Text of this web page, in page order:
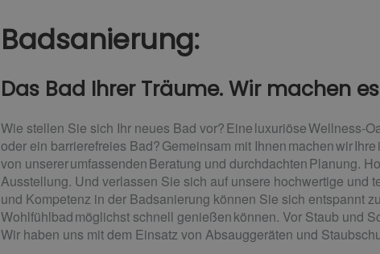
Badsanierung:
Das Bad Ihrer Träume. Wir machen
Wie stellen Sie sich Ihr neues Bad vor? Eine luxuriöse Wellness-
oder ein barrierefreies Bad? Gemeinsam mit Ihnen machen wir
von unserer umfassenden Beratung und durchdachten Planung.
Ausstellung. Und verlassen Sie sich auf unsere hochwertige und
und Kompetenz in der Badsanierung können Sie sich entspannt
Wohlfühlbad möglichst schnell genießen können. Vor Staub und
Wir haben uns mit dem Einsatz von Absauggeräten und